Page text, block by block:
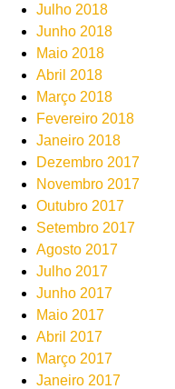
Julho 2018
Junho 2018
Maio 2018
Abril 2018
Março 2018
Fevereiro 2018
Janeiro 2018
Dezembro 2017
Novembro 2017
Outubro 2017
Setembro 2017
Agosto 2017
Julho 2017
Junho 2017
Maio 2017
Abril 2017
Março 2017
Janeiro 2017